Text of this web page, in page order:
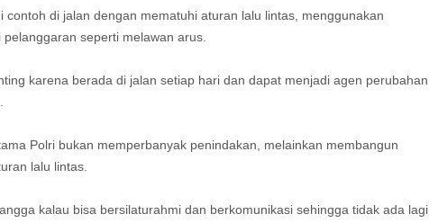
di jalan dengan mematuhi aturan lalu lintas, menggunakan
seperti melawan arus.
karena berada di jalan setiap hari dan dapat menjadi agen perubahan
Polri bukan memperbanyak penindakan, melainkan membangun
lalu lintas.
kalau bisa bersilaturahmi dan berkomunikasi sehingga tidak ada lagi